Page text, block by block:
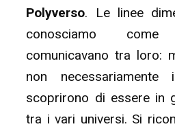
Polyverso. Le linee
conosciamo
comunicavano tra loro:
non
scoprirono di essere in
tra i vari universi. Si